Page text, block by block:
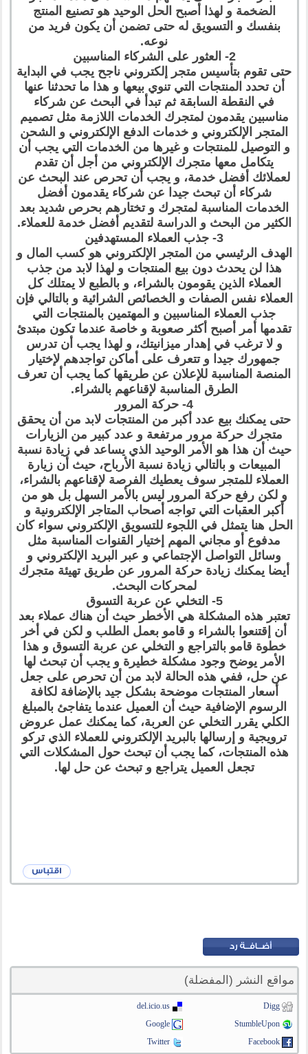
الضخمة و لهذا أصبح الحل الوحيد هو تصنيع المنتج
بنفسك و التسويق له حتى تضمن أن يكون فريد من
نوعه.
2- العثور على الشركاء المناسبين
حتى تقوم بتأسيس متجر إلكتروني ناجح يجب في البداية
أن تحدد المنتجات التي تنوي بيعها و هذا ما تحدثنا عنها
في النقطة السابقة ثم تبدأ في البحث عن شركاء
مناسبين يقدمون لمتجرك الخدمات اللازمة مثل تصميم
المتجر الإلكتروني و خدمات الدفع الإلكتروني و الشحن
و التوصيل للمنتجات و غيرها من الخدمات التي يجب أن
يتكامل معها متجرك الإلكتروني من أجل أن تقدم
لعملائك أفضل خدمة، و يجب أن تحرص عند البحث عن
شركاء أن تبحث جيدا عن شركاء يقدمون أفضل
الخدمات المناسبة لمتجرك و تختارهم بحرص شديد بعد
الكثير من البحث و الدراسة لتقديم أفضل خدمة للعملاء.
3- جذب العملاء المستهدفين
الهدف الرئيسي من المتجر الإلكتروني هو كسب المال و
هذا لن يحدث دون بيع المنتجات و لهذا لابد من جذب
العملاء الذين يقومون بالشراء، و بالطبع لا يمتلك كل
العملاء نفس الصفات و الخصائص الشرائية و بالتالي فإن
جذب العملاء المناسبين و المهتمين بالمنتجات التي
تقدمها أمر أصبح أكثر صعوبة و خاصة عندما تكون مبتدئ
و لا ترغب في إهدار ميزانيتك، و لهذا يجب أن تدرس
جمهورك جيدا و تتعرف على أماكن تواجدهم لإختيار
المنصة المناسبة للإعلان عن طريقها كما يجب أن تعرف
الطرق المناسبة لإقناعهم بالشراء.
4- حركة المرور
حتى يمكنك بيع عدد أكبر من المنتجات لابد من أن يحقق
متجرك حركة مرور مرتفعة و عدد كبير من الزيارات
حيث أن هذا هو الأمر الوحيد الذي يساعد في زيادة نسبة
المبيعات و بالتالي زيادة نسبة الأرباح، حيث أن زيارة
العملاء للمتجر سوف يعطيك الفرصة لإقناعهم بالشراء،
و لكن رفع حركة المرور ليس بالأمر السهل بل هو من
أكبر العقبات التي تواجه أصحاب المتاجر الإلكترونية و
الحل هنا يتمثل في اللجوء للتسويق الإلكتروني سواء كان
مدفوع أو مجاني المهم إختيار القنوات المناسبة مثل
وسائل التواصل الإجتماعي و عبر البريد الإلكتروني و
أيضا يمكنك زيادة حركة المرور عن طريق تهيئة متجرك
لمحركات البحث.
5- التخلي عن عربة التسوق
تعتبر هذه المشكلة هي الأخطر حيث أن هناك عملاء بعد
أن إقتنعوا بالشراء و قامو بعمل الطلب و لكن في أخر
خطوة قامو بالتراجع و التخلي عن عربة التسوق و هذا
الأمر يوضح وجود مشكلة خطيرة و يجب أن تبحث لها
عن حل، ففي هذه الحالة لابد من أن تحرص على جعل
أسعار المنتجات موضحة بشكل جيد بالإضافة لكافة
الرسوم الإضافية حيث أن العميل عندما يتفاجئ بالمبلغ
الكلي يقرر التخلي عن العربة، كما يمكنك عمل عروض
ترويجية و إرسالها بالبريد الإلكتروني للعملاء الذي تركو
هذه المنتجات، كما يجب أن تبحث حول المشكلات التي
تجعل العميل يتراجع و تبحث عن حل لها.
مواقع النشر (المفضلة)
Digg
del.icio.us
StumbleUpon
Google
Facebook
Twitter